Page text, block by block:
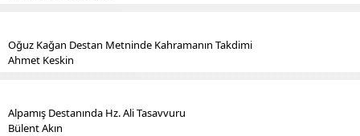
Oğuz Kağan Destan Metninde Kahramanın Takdimi
Ahmet Keskin
Alpamış Destanında Hz. Ali Tasavvuru
Bülent Akın